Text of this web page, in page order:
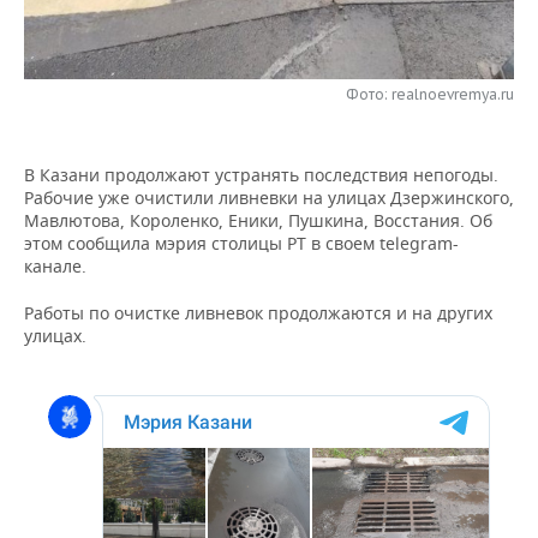
НЕФТЕХИМИЯ
НЕФТЬ
ЭНЕРГЕТИКА
РОЗНИЧНАЯ ТОРГОВЛЯ
НОВОСТИ ТЕХНОЛОГИЙ
ТЕЛЕКОММУНИКАЦИИ
МЕРОПРИЯТИЯ
БИЗНЕС-БРАНЧИ
ONLINE-КОНФЕРЕНЦИИ
ОТКРЫТАЯ ЛЕКЦИЯ
ФУТБОЛ
ХОККЕЙ
БАСКЕТБОЛ
КИБЕРСПОРТ
ФИГУРНОЕ КАТАНИЕ
НОВОСТИ ОБЩЕСТВА
ВЛАСТЬ
ИНФРАСТРУКТУРА
КУЛЬТУРА
МЕДИЦИНА
ФОТОГАЛЕРЕЯ
СЮЖЕТЫ
СПРАВОЧНИК
СПИСОК КОМПАНИЙ
Фото: realnoevremya.ru
В Казани продолжают устранять последствия непогоды.
Рабочие уже очистили ливневки на улицах Дзержинского,
Мавлютова, Короленко, Еники, Пушкина, Восстания. Об
этом сообщила мэрия столицы РТ в своем telegram-
канале.
Работы по очистке ливневок продолжаются и на других
улицах.